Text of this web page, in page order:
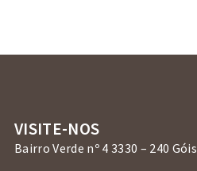
VISITE-NOS
Bairro Verde nº 4 3330 – 240 Góis